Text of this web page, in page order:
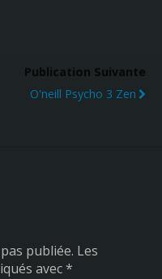
Publication Suivante
O'neill Psycho 3 Zen
publiée. Les
avec*